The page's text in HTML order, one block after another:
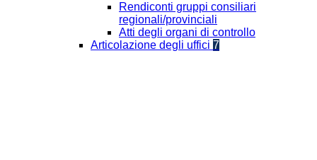
Rendiconti gruppi consiliari
regionali/provinciali
Atti degli organi di controllo
Articolazione degli uffici 7